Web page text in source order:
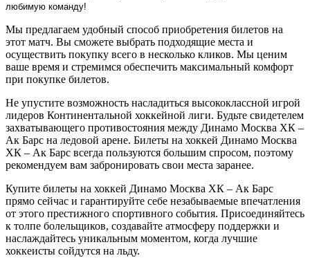
любимую команду!
Мы предлагаем удобный способ приобретения билетов на
этот матч. Вы сможете выбрать подходящие места и
осуществить покупку всего в несколько кликов. Мы ценим
ваше время и стремимся обеспечить максимальный комфорт
при покупке билетов.
Не упустите возможность насладиться высококлассной игрой
лидеров Континентальной хоккейной лиги. Будьте свидетелем
захватывающего противостояния между Динамо Москва ХК –
Ак Барс на ледовой арене. Билеты на хоккей Динамо Москва
ХК – Ак Барс всегда пользуются большим спросом, поэтому
рекомендуем вам забронировать свои места заранее.
Купите билеты на хоккей Динамо Москва ХК – Ак Барс
прямо сейчас и гарантируйте себе незабываемые впечатления
от этого престижного спортивного события. Присоединяйтесь
к толпе болельщиков, создавайте атмосферу поддержки и
наслаждайтесь уникальным моментом, когда лучшие
хоккеисты сойдутся на льду.